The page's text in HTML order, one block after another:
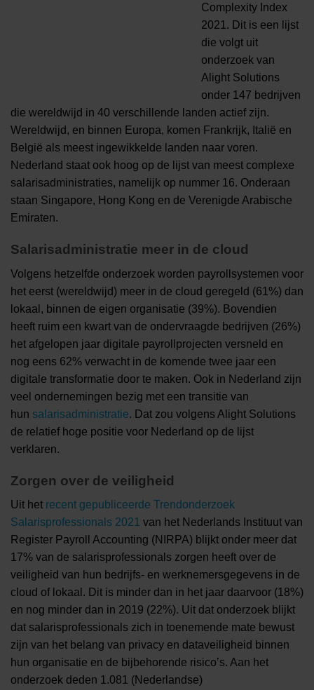
Complexity Index
2021. Dit is een lijst
die volgt uit
onderzoek van
Alight Solutions
onder 147 bedrijven
die wereldwijd in 40 verschillende landen actief zijn.
Wereldwijd, en binnen Europa, komen Frankrijk, Italië en
België als meest ingewikkelde landen naar voren.
Nederland staat ook hoog op de lijst van meest complexe
salarisadministraties, namelijk op nummer 16. Onderaan
staan Singapore, Hong Kong en de Verenigde Arabische
Emiraten.
Salarisadministratie meer in de cloud
Volgens hetzelfde onderzoek worden payrollsystemen voor
het eerst (wereldwijd) meer in de cloud geregeld (61%) dan
lokaal, binnen de eigen organisatie (39%). Bovendien
heeft ruim een kwart van de ondervraagde bedrijven (26%)
het afgelopen jaar digitale payrollprojecten versneld en
nog eens 62% verwacht in de komende twee jaar een
digitale transformatie door te maken. Ook in Nederland zijn
veel ondernemingen bezig met een transitie van
hun salarisadministratie. Dat zou volgens Alight Solutions
de relatief hoge positie voor Nederland op de lijst
verklaren.
Zorgen over de veiligheid
Uit het recent gepubliceerde Trendonderzoek
Salarisprofessionals 2021 van het Nederlands Instituut van
Register Payroll Accounting (NIRPA) blijkt onder meer dat
17% van de salarisprofessionals zorgen heeft over de
veiligheid van hun bedrijfs- en werknemersgegevens in de
cloud of lokaal. Dit is minder dan in het jaar daarvoor (18%)
en nog minder dan in 2019 (22%). Uit dat onderzoek blijkt
dat salarisprofessionals zich in toenemende mate bewust
zijn van het belang van privacy en dataveiligheid binnen
hun organisatie en de bijbehorende risico’s. Aan het
onderzoek deden 1.081 (Nederlandse)